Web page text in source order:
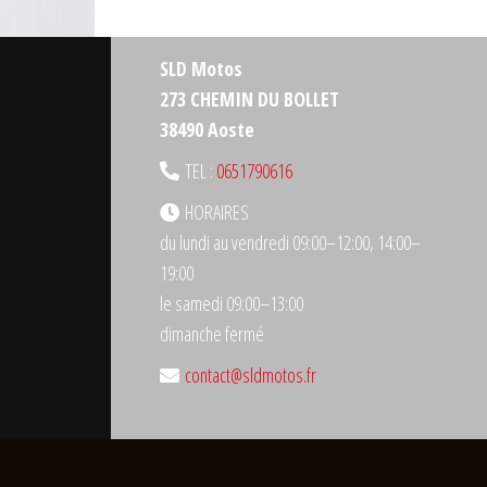
SLD Motos
273 CHEMIN DU BOLLET
38490 Aoste
TEL : 0651790616
HORAIRES
du lundi au vendredi 09:00–12:00, 14:00–
19:00
le samedi 09:00–13:00
dimanche fermé
contact@sldmotos.fr